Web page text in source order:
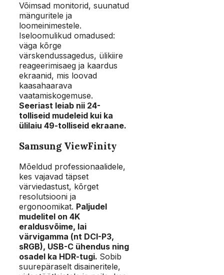
Võimsad monitorid, suunatud
mänguritele ja
loomeinimestele.
Iseloomulikud omadused:
väga kõrge
värskendussagedus, ülikiire
reageerimisaeg ja kaardus
ekraanid, mis loovad
kaasahaarava
vaatamiskogemuse.
Seeriast leiab nii 24-
tolliseid mudeleid kui ka
ülilaiu 49-tolliseid ekraane.
Samsung ViewFinity
Mõeldud professionaalidele,
kes vajavad täpset
värviedastust, kõrget
resolutsiooni ja
ergonoomikat. Paljudel
mudelitel on 4K
eraldusvõime, lai
värvigamma (nt DCI-P3,
sRGB), USB-C ühendus ning
osadel ka HDR-tugi. Sobib
suurepäraselt disaineritele,